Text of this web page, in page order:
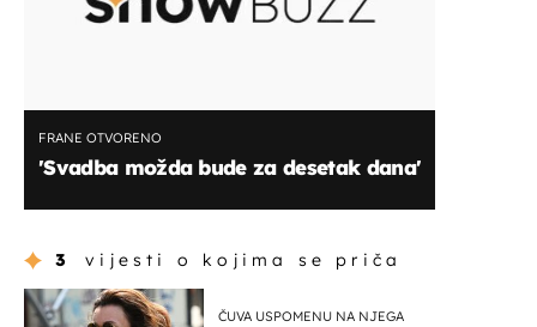
FRANE OTVORENO
'Svadba možda bude za desetak dana'
3 vijesti o kojima se priča
ČUVA USPOMENU NA NJEGA